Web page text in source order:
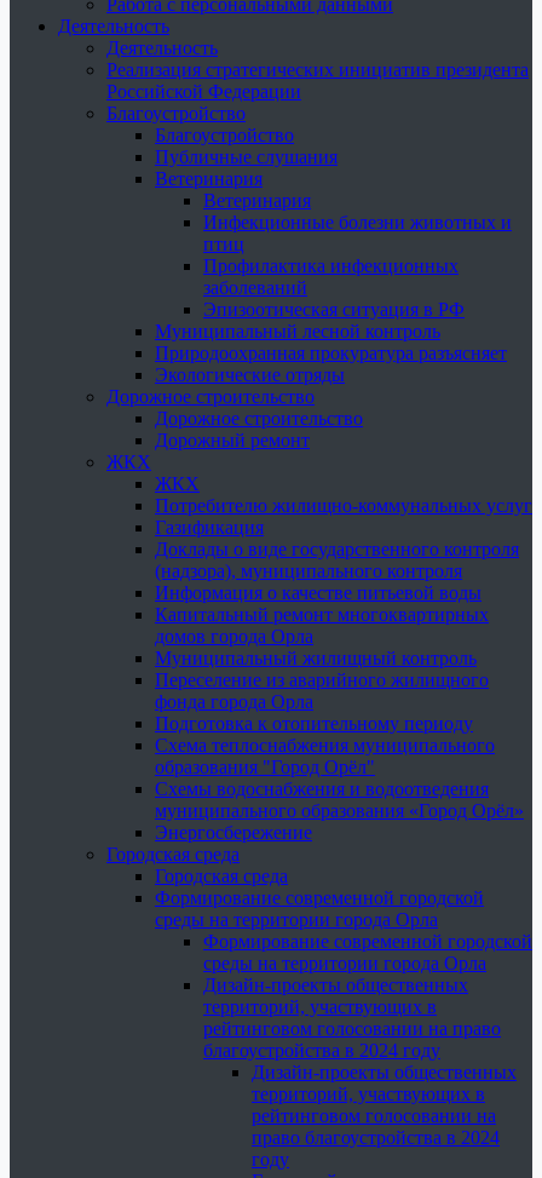
Работа с персональными данными
Деятельность
Деятельность
Реализация стратегических инициатив президента
Российской Федерации
Благоустройство
Благоустройство
Публичные слушания
Ветеринария
Ветеринария
Инфекционные болезни животных и
птиц
Профилактика инфекционных
заболеваний
Эпизоотическая ситуация в РФ
Муниципальный лесной контроль
Природоохранная прокуратура разъясняет
Экологические отряды
Дорожное строительство
Дорожное строительство
Дорожный ремонт
ЖКХ
ЖКХ
Потребителю жилищно-коммунальных услуг
Газификация
Доклады о виде государственного контроля
(надзора), муниципального контроля
Информация о качестве питьевой воды
Капитальный ремонт многоквартирных
домов города Орла
Муниципальный жилищный контроль
Переселение из аварийного жилищного
фонда города Орла
Подготовка к отопительному периоду
Схема теплоснабжения муниципального
образования "Город Орёл"
Схемы водоснабжения и водоотведения
муниципального образования «Город Орёл»
Энергосбережение
Городская среда
Городская среда
Формирование современной городской
среды на территории города Орла
Формирование современной городской
среды на территории города Орла
Дизайн-проекты общественных
территорий, участвующих в
рейтинговом голосовании на право
благоустройства в 2024 году
Дизайн-проекты общественных
территорий, участвующих в
рейтинговом голосовании на
право благоустройства в 2024
году